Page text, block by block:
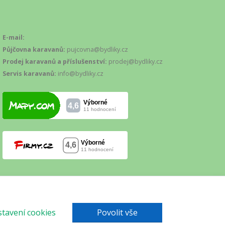
cookies Povolit vše
E-mail:
Půjčovna karavanů: pujcovna@bydliky.cz
Prodej karavanů a příslušenství: prodej@bydliky.cz
Servis karavanů: info@bydliky.cz